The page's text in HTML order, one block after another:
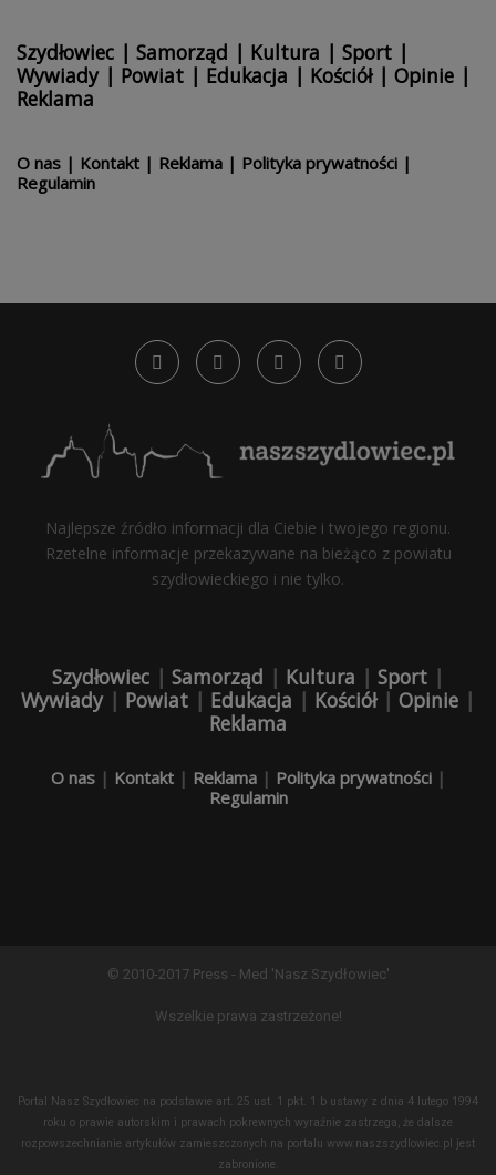
Szydłowiec | Samorząd | Kultura | Sport |
Wywiady| Powiat | Edukacja | Kościół| Opinie |
Reklama
O nas | Kontakt | Reklama | Polityka prywatności |
Regulamin
Najlepsze źródło informacji dla Ciebie i twojego regionu.
Rzetelne informacje przekazywane na bieżąco z powiatu
szydłowieckiego i nie tylko.
Szydłowiec | Samorząd | Kultura | Sport |
Wywiady| Powiat | Edukacja | Kościół| Opinie |
Reklama
O nas| Kontakt| Reklama| Polityka prywatności|
Regulamin
© 2010-2017 Press - Med 'Nasz Szydłowiec'
Wszelkie prawa zastrzeżone!
Portal Nasz Szydłowiec na podstawie art. 25 ust. 1 pkt. 1 b ustawy z dnia 4 lutego 1994
roku o prawie autorskim i prawach pokrewnych wyraźnie zastrzega, że dalsze
rozpowszechnianie artykułów zamieszczonych na portalu www.naszszydlowiec.pl jest
zabronione.